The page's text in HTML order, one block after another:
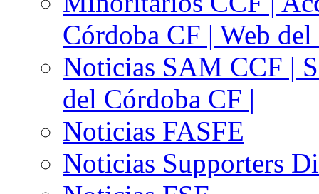
Córdoba CF | Web
Noticias SAM CCF |
del Córdoba CF |
Noticias FASFE
Noticias Supporters